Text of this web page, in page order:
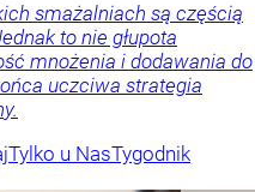
smażalniach są częścią
to nie głupota
mnożenia i dodawania do
uczciwa strategia
Tylko u NasTygodnik